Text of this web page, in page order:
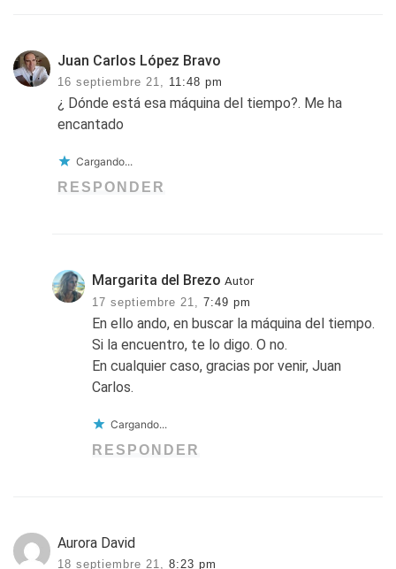
Juan Carlos López Bravo
16 septiembre 21, 11:48 pm
¿ Dónde está esa máquina del tiempo?. Me ha
encantado
Cargando...
RESPONDER
Margarita del Brezo Autor
17 septiembre 21,
7:49 pm
En ello ando, en buscar la máquina del tiempo.
Si la encuentro, te lo digo. O no.
En cualquier caso, gracias por venir, Juan
Carlos.
Cargando...
RESPONDER
Aurora David
18 septiembre 21, 8:23 pm